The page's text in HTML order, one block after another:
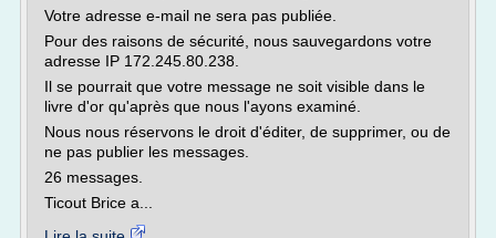
Votre adresse e-mail ne sera pas publiée.
Pour des raisons de sécurité, nous sauvegardons votre
adresse IP 172.245.80.238.
Il se pourrait que votre message ne soit visible dans le
livre d'or qu'après que nous l'ayons examiné.
Nous nous réservons le droit d'éditer, de supprimer, ou de
ne pas publier les messages.
26 messages.
Ticout Brice a...